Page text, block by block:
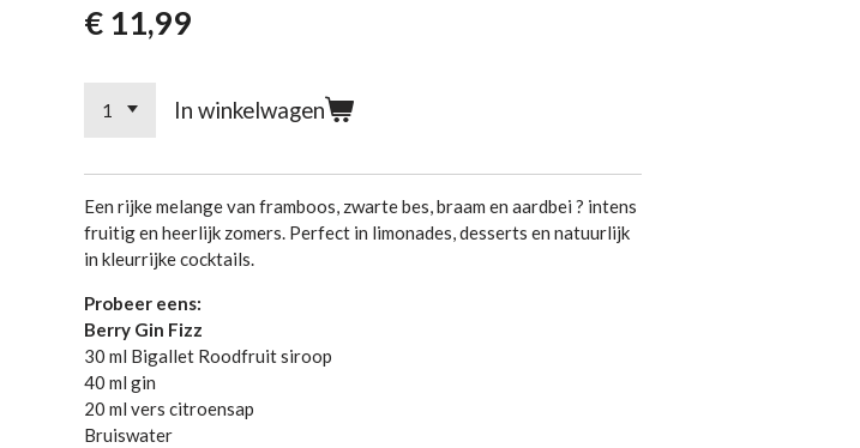
€ 11,99
In winkelwagen
Een rijke melange van framboos, zwarte bes, braam en aardbei ? intens
fruitig en heerlijk zomers. Perfect in limonades, desserts en natuurlijk
in kleurrijke cocktails.
Probeer eens:
Berry Gin Fizz
30 ml Bigallet Roodfruit siroop
40 ml gin
20 ml vers citroensap
Bruiswater